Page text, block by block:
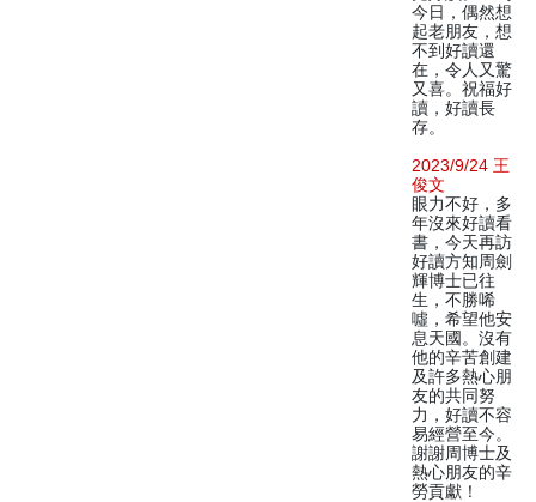
今日，偶然想
起老朋友，想
不到好讀還
在，令人又驚
又喜。祝福好
讀，好讀長
存。
2023/9/24 王
俊文
眼力不好，多
年沒來好讀看
書，今天再訪
好讀方知周劍
輝博士已往
生，不勝唏
噓，希望他安
息天國。沒有
他的辛苦創建
及許多熱心朋
友的共同努
力，好讀不容
易經營至今。
謝謝周博士及
熱心朋友的辛
勞貢獻！